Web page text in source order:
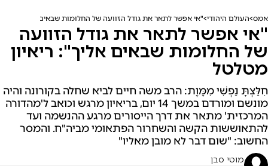
אמס העולם היהודי "אי אפשר לתאר את גודל הזוועה של החלומות שבאים אליך":
"אי אפשר לתאר את גודל הזוועה
של החלומות שבאים אליך": ריאיון
מטלטל
חִלַּצְתָּ נַפְשִׁי מִמָּוֶת: הרב משה חיים לביא שחלה בקורונה והיה
מונשם ומורדם במשך 14 יום, בריאיון מרגש וכואב ל'מהדורה
המרכזית' מתאר את דרך הייסורים מרגע ההנשמה ועד
להתאוששות הקשה והשחרור הפתאומי מביה"ח. והמסר
החשוב: "שום דבר לא מובן מאליו"
מוטי סבן